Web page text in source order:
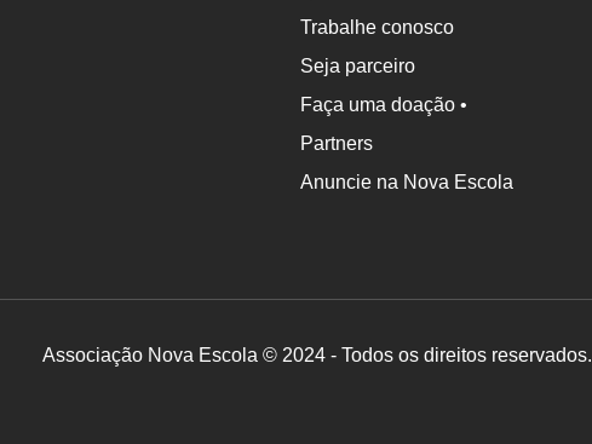
Trabalhe conosco
Seja parceiro
Faça uma doação •
Partners
Anuncie na Nova Escola
Associação Nova Escola © 2024 - Todos os direitos reservados.